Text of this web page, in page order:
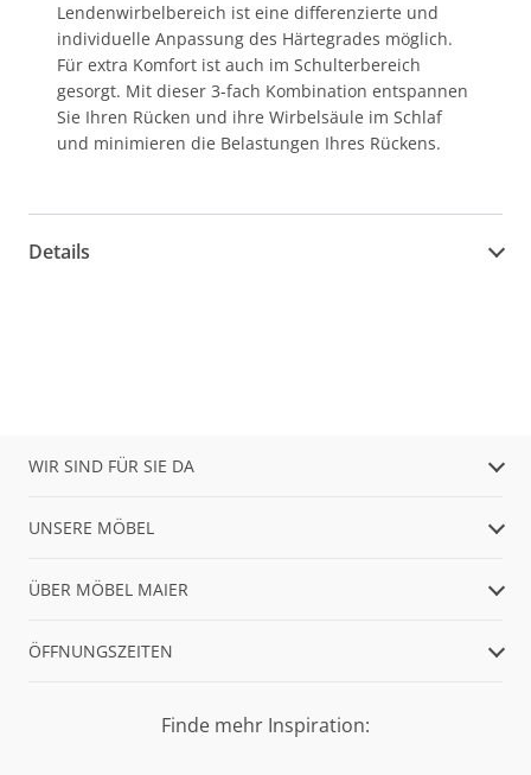
Lendenwirbelbereich ist eine differenzierte und
individuelle Anpassung des Härtegrades möglich.
Für extra Komfort ist auch im Schulterbereich
gesorgt. Mit dieser 3-fach Kombination entspannen
Sie Ihren Rücken und ihre Wirbelsäule im Schlaf
und minimieren die Belastungen Ihres Rückens.
Details
WIR SIND FÜR SIE DA
UNSERE MÖBEL
ÜBER MÖBEL MAIER
ÖFFNUNGSZEITEN
Finde mehr Inspiration: